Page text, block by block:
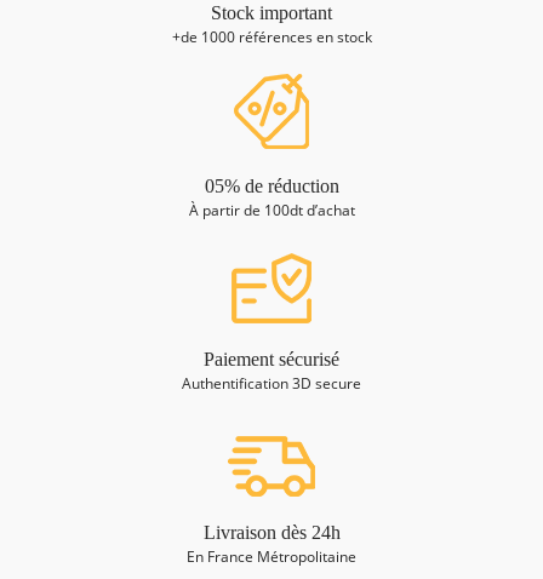
Stock important
+de 1000 références en stock
05% de réduction
À partir de 100dt d’achat
Paiement sécurisé
Authentification 3D secure
Livraison dès 24h
En France Métropolitaine